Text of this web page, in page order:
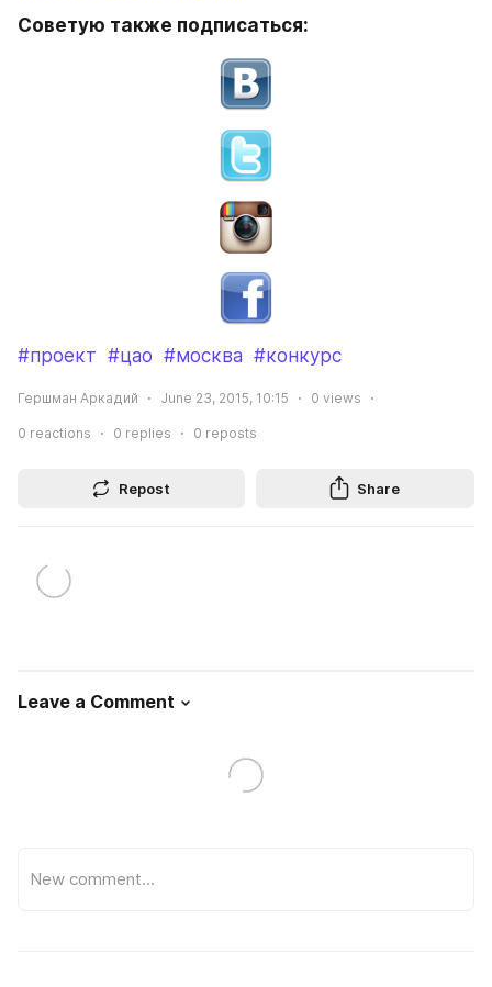
Советую также подписаться:
#проект #цао #москва #конкурс
Гершман Аркадий June 23, 2015, 10:15 0 views
0 reactions 0 replies 0 reposts
Repost Share
Leave a Comment